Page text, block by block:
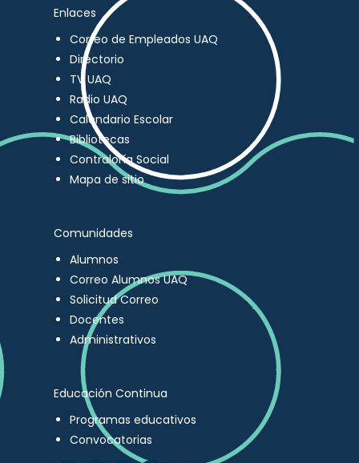
Enlaces
Correo de Empleados UAQ
Directorio
TV UAQ
Radio UAQ
Calendario Escolar
Bibliotecas
Contraloría Social
Mapa de sitio
Comunidades
Alumnos
Correo Alumnos UAQ
Solicitud Correo
Docentes
Administrativos
Educación Continua
Programas educativos
Convocatorias